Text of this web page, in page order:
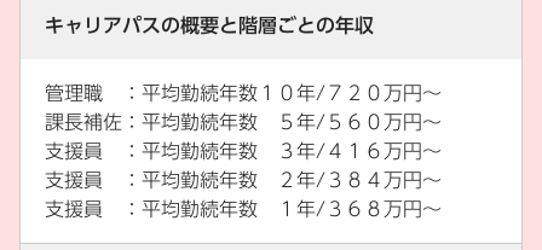
キャリアパスの概要と階層ごとの年収
管理職 ：平均勤続年数１０年/７２０万円～
課長補佐：平均勤続年数 ５年/５６０万円～
支援員 ：平均勤続年数 ３年/４１６万円～
支援員 ：平均勤続年数 ２年/３８４万円～
支援員 ：平均勤続年数 １年/３６８万円～